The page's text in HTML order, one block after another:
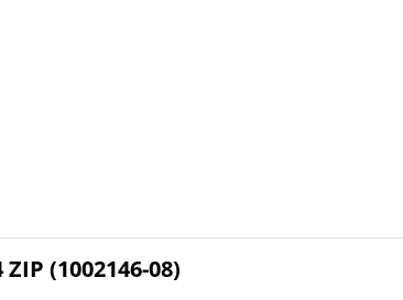
ZIP (1002146-08)